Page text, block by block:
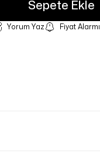
Sepete Ekle
Yorum Yaz Fiyat Alarmı